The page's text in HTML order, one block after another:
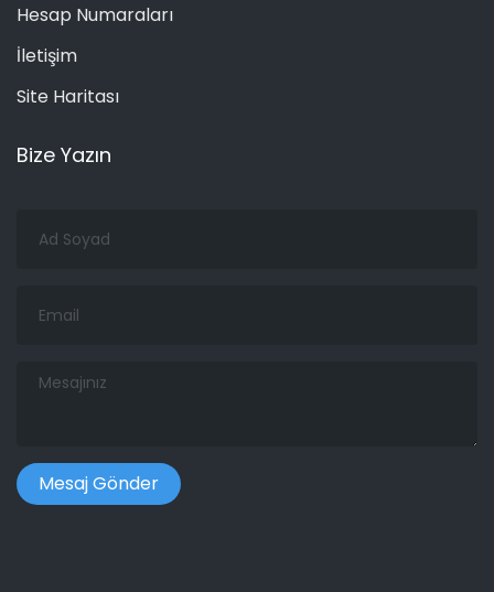
Hesap Numaraları
İletişim
Site Haritası
Bize Yazın
Soyad
Mesajınız